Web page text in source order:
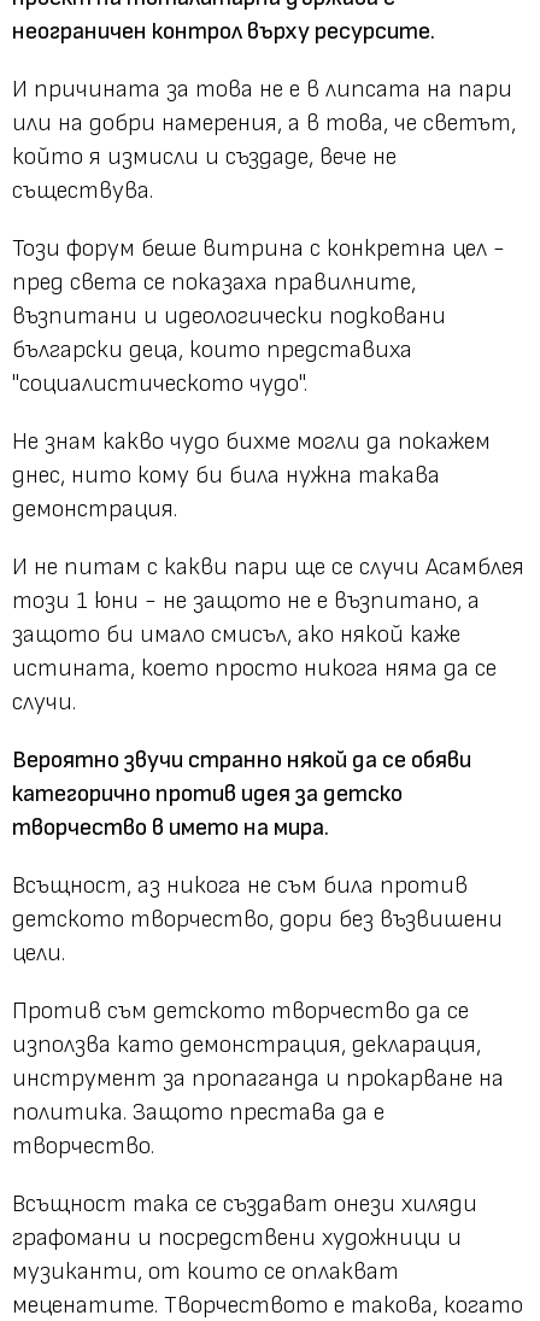
неограничен контрол върху ресурсите.
И причината за това не е в липсата на пари
или на добри намерения, а в това, че светът,
който я измисли и създаде, вече не
съществува.
Този форум беше витрина с конкретна цел -
пред света се показаха правилните,
възпитани и идеологически подковани
български деца, които представиха
"социалистическото чудо".
Не знам какво чудо бихме могли да покажем
днес, нито кому би била нужна такава
демонстрация.
И не питам с какви пари ще се случи Асамблея
този 1 юни - не защото не е възпитано, а
защото би имало смисъл, ако някой каже
истината, което просто никога няма да се
случи.
Вероятно звучи странно някой да се обяви
категорично против идея за детско
творчество в името на мира.
Всъщност, аз никога не съм била против
детското творчество, дори без възвишени
цели.
Против съм детското творчество да се
използва като демонстрация, декларация,
инструмент за пропаганда и прокарване на
политика. Защото престава да е
творчество.
Всъщност така се създават онези хиляди
графомани и посредствени художници и
музиканти, от които се оплакват
меценатите. Творчеството е такова, когато